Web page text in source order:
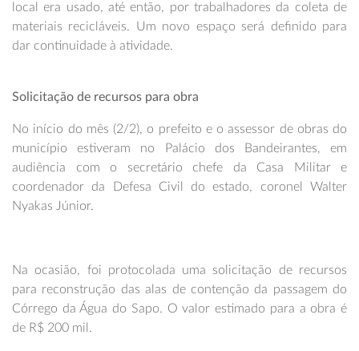
local era usado, até então, por trabalhadores da coleta de
materiais recicláveis. Um novo espaço será definido para
dar continuidade à atividade.
Solicitação de recursos para obra
No início do mês (2/2), o prefeito e o assessor de obras do
município estiveram no Palácio dos Bandeirantes, em
audiência com o secretário chefe da Casa Militar e
coordenador da Defesa Civil do estado, coronel Walter
Nyakas Júnior.
Na ocasião, foi protocolada uma solicitação de recursos
para reconstrução das alas de contenção da passagem do
Córrego da Água do Sapo. O valor estimado para a obra é
de R$ 200 mil.